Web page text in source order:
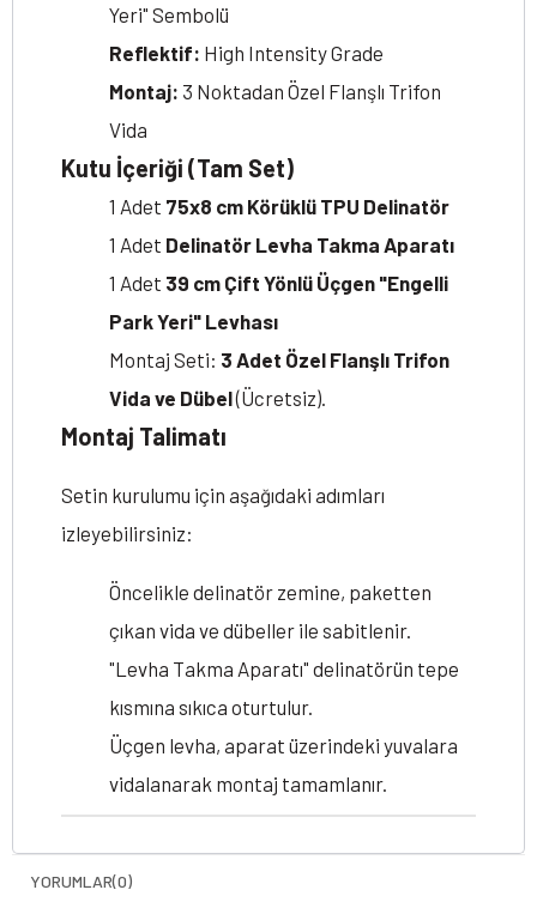
Yeri" Sembolü
Reflektif: High Intensity Grade
Montaj: 3 Noktadan Özel Flanşlı Trifon
Vida
Kutu İçeriği (Tam Set)
1 Adet 75x8 cm Körüklü TPU Delinatör
1 Adet Delinatör Levha Takma Aparatı
1 Adet 39 cm Çift Yönlü Üçgen "Engelli
Park Yeri" Levhası
Montaj Seti: 3 Adet Özel Flanşlı Trifon
Vida ve Dübel(Ücretsiz).
Montaj Talimatı
Setin kurulumu için aşağıdaki adımları
izleyebilirsiniz:
Öncelikle delinatör zemine, paketten
çıkan vida ve dübeller ile sabitlenir.
"Levha Takma Aparatı" delinatörün tepe
kısmına sıkıca oturtulur.
Üçgen levha, aparat üzerindeki yuvalara
vidalanarak montaj tamamlanır.
YORUMLAR(0)